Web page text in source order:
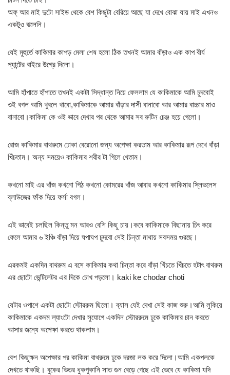
অফ্ আর মাই দুটো সাইড থেকে বেশ কিছুটা বেরিয়ে আছে যা দেখে বোঝা যায় মাই এখনও
একটুও ঝলেনি।
যেই মুহুর্তে কাকিমার কাপড় মেলা শেষ হলো ঠিক তখনই আমার বাঁড়াও এক কাপ বীর্য
প্যান্টের বাইরে উগ্রে দিলো।
আমি হাঁপাতে হাঁপাতে তখনই একটা সিদ্ধান্ত নিয়ে ফেললাম যে কাকিমাকে আমি চুদবোই
ওই বগল আমি খুবলে খাবো,কাকিমাকে আমার বাঁড়ার দাসী বানাবো আর আমার বাচ্চার মাও
বানাবো।কাকিমা কে ওই ভাবে দেখার পর থেকে আমার সব রুটিন চেঞ্জ হয়ে গেলো।
রোজ কাকিমার বাথরুমে ঢোকা বেরোনো জন্য অপেক্ষা করতাম আর কাকিমার রূপ দেখে বাঁড়া
খিঁচতাম। অন্য সময়েও কাকিমার শরীর টা গিলে খেতাম।
কখনো মাই এর খাঁজ কখনো পিঠ কখনো কোমরের খাঁজ আবার কখনো কাকিমার স্লিভলেস
ব্লাউজের ফাঁক দিয়ে ফর্সা বগল।
এই ভাবেই চলছিল কিন্তু মন আরও বেশি কিছু চায়।কবে কাকিমাকে বিছানায় চিৎ করে
ফেলে আমার ৬ ইঞ্চি বাঁড়া দিয়ে ঘপাঘপ চুদবো সেই চিন্তা মাথায় সবসময় গুরছে।
এরকমই একদিন বাথরুম এ বসে কাকিমার কথা চিন্তা করে বাঁড়া খিঁচতে খিঁচতে হটাৎ বাথরুম
এর ছোটো ভেন্টিলেটর এর দিকে চোখ পড়লো। kaki ke chodar choti
যেটার ওপাশে একটা ছোটো স্টোররুম ছিলো। ব্যাস যেই দেখা সেই কাজ শুরু।আমি লুকিয়ে
কাকিমাকে একদম ল্যাংটো দেখার সুযোগে একদিন স্টোররুমে ঢুকে কাকিমার চান করতে
আসার জন্যে অপেক্ষা করতে থাকলাম।
বেশ কিছুক্ষন অপেক্ষার পর কাকিমা বাথরুমে ঢুকে দরজা লক করে দিলো।আমি একপলকে
দেখতে থাকছি। বুকের ভিতর ধুকপুকানি সাত গুন বেড়ে গেছে এই ভেবে যে কাকিমা যদি